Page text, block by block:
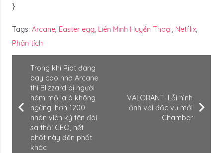
}
Tags: Arcane Easter egg Liên Minh Huyền Thoại Netflix
Phân tích
Trong khi Riot đang
bay cao nhờ Arcane
thì Blizzard bị người
hâm mộ la ó không
ngừng, hơn 1200
nhân viên ký tên đòi
sa thải CEO, hết
phốt này đến phốt
khác
VALORANT: Lỗi hình
ảnh với đặc vụ mới
Chamber